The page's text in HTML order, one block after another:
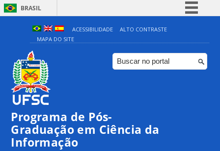
BRASIL
Simplifique!
Comunica BR
Participe
ACESSIBILIDADE
ALTO CONTRASTE
MAPA DO SITE
Programa de Pós-
Graduação em Ciência da
Informação